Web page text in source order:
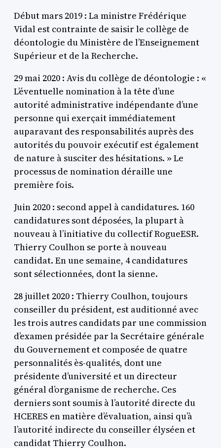
Début mars 2019 : La ministre Frédérique
Vidal est contrainte de saisir le collège de
déontologie du Ministère de l’Enseignement
Supérieur et de la Recherche.
29 mai 2020 : Avis du collège de déontologie : «
L’éventuelle nomination à la tête d’une
autorité administrative indépendante d’une
personne qui exerçait immédiatement
auparavant des responsabilités auprès des
autorités du pouvoir exécutif est également
de nature à susciter des hésitations. » Le
processus de nomination déraille une
première fois.
Juin 2020 : second appel à candidatures. 160
candidatures sont déposées, la plupart à
nouveau à l’initiative du collectif RogueESR.
Thierry Coulhon se porte à nouveau
candidat. En une semaine, 4 candidatures
sont sélectionnées, dont la sienne.
28 juillet 2020 : Thierry Coulhon, toujours
conseiller du président, est auditionné avec
les trois autres candidats par une commission
d’examen présidée par la Secrétaire générale
du Gouvernement et composée de quatre
personnalités ès-qualités, dont une
présidente d’université et un directeur
général d’organisme de recherche. Ces
derniers sont soumis à l’autorité directe du
HCERES en matière d’évaluation, ainsi qu’à
l’autorité indirecte du conseiller élyséen et
candidat Thierry Coulhon.